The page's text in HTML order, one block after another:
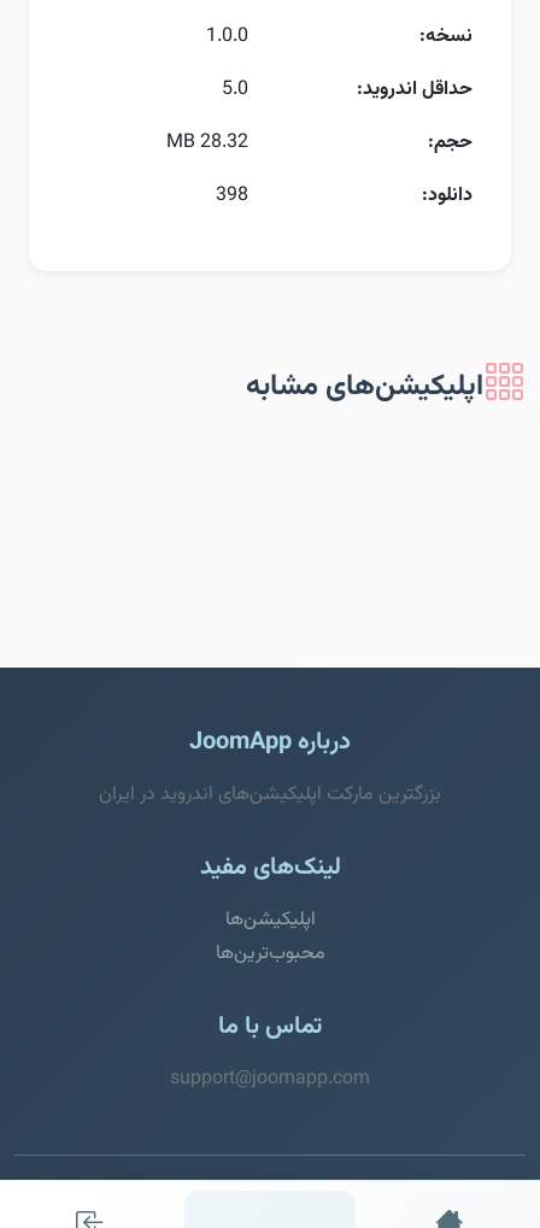
نسخه:
1.0.0
حداقل اندروید:
5.0
حجم:
28.32 MB
دانلود:
398
اپلیکیشن‌های مشابه
درباره JoomApp
بزرگترین مارکت اپلیکیشن‌های اندروید در ایران
لینک‌های مفید
اپلیکیشن‌ها
محبوب‌ترین‌ها
تماس با ما
support@joomapp.com
© 2026 JoomApp. تمامی حقوق محفوظ است.